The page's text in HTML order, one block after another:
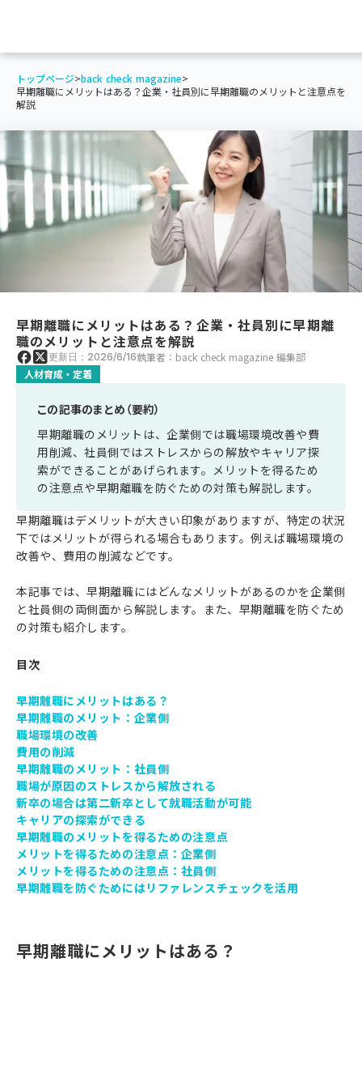
トップページ>back check magazine>
早期離職にメリットはある？企業・社員別に早期離職のメリットと注意点を
解説
早期離職にメリットはある？企業・社員別に早期離
職のメリットと注意点を解説
更新日：2026/6/16執筆者：back check magazine 編集部
人材育成・定着
この記事のまとめ（要約）
早期離職のメリットは、企業側では職場環境改善や費
用削減、社員側ではストレスからの解放やキャリア探
索ができることがあげられます。メリットを得るため
の注意点や早期離職を防ぐための対策も解説します。
早期離職はデメリットが大きい印象がありますが、特定の状況
下ではメリットが得られる場合もあります。例えば職場環境の
改善や、費用の削減などです。
本記事では、早期離職にはどんなメリットがあるのかを企業側
と社員側の両側面から解説します。また、早期離職を防ぐため
の対策も紹介します。
目次
早期離職にメリットはある？
早期離職のメリット：企業側
職場環境の改善
費用の削減
早期離職のメリット：社員側
職場が原因のストレスから解放される
新卒の場合は第二新卒として就職活動が可能
キャリアの探索ができる
早期離職のメリットを得るための注意点
メリットを得るための注意点：企業側
メリットを得るための注意点：社員側
早期離職を防ぐためにはリファレンスチェックを活用
早期離職にメリットはある？